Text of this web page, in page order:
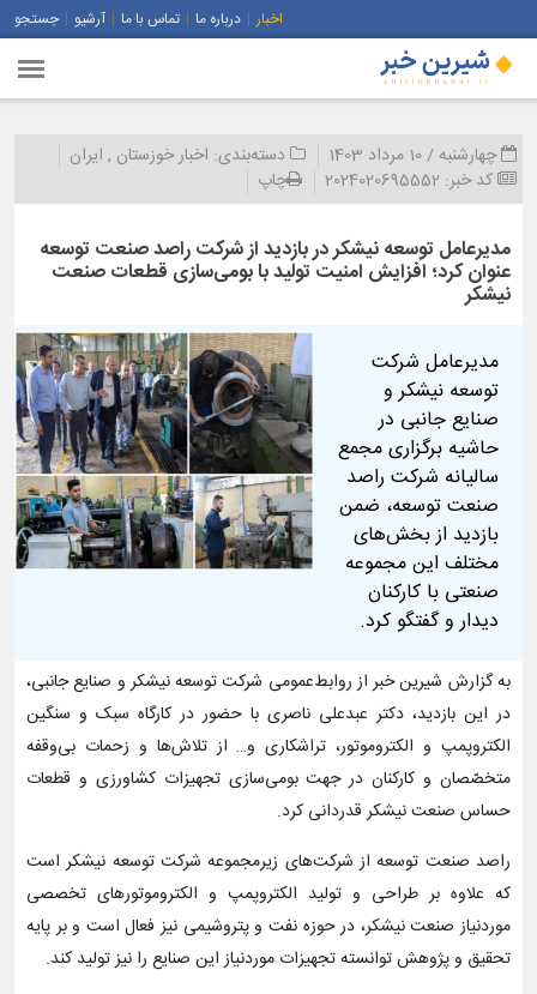
اخبار درباره ما تماس با ما آرشیو جستجو
چهارشنبه / 10 مرداد 1403 دسته‌بندی: اخبار خوزستان , ایران
کد خبر: 2024020695552 چاپ
مدیرعامل توسعه نیشکر در بازدید از شرکت راصد صنعت توسعه
عنوان کرد؛ افزایش امنیت تولید با بومی‌سازی قطعات صنعت
نیشکر
مدیرعامل شرکت
توسعه نیشکر و
صنایع جانبی در
حاشیه برگزاری مجمع
سالیانه شرکت راصد
صنعت توسعه، ضمن
بازدید از بخش‌های
مختلف این مجموعه
صنعتی با کارکنان
دیدار و گفتگو کرد.
به گزارش شیرین خبر از روابط‌عمومی شرکت توسعه نیشکر و صنایع جانبی،
در این بازدید، دکتر عبدعلی ناصری با حضور در کارگاه سبک و سنگین
الکتروپمپ و الکتروموتور، تراشکاری و… از تلاش‌ها و زحمات بی‌وقفه
متخصّصان و کارکنان در جهت بومی‌سازی تجهیزات کشاورزی و قطعات
حساس صنعت نیشکر قدردانی کرد.
راصد صنعت توسعه از شرکت‌های زیرمجموعه شرکت توسعه نیشکر است
که علاوه بر طراحی و تولید الکتروپمپ و الکتروموتورهای تخصصی
موردنیاز صنعت نیشکر، در حوزه نفت و پتروشیمی نیز فعال است و بر پایه
تحقیق و پژوهش توانسته تجهیزات موردنیاز این صنایع را نیز تولید کند.